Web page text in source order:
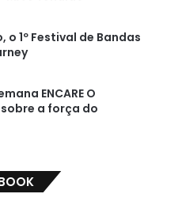
1º Festival de Bandas
ENCARE O
sobre a força do